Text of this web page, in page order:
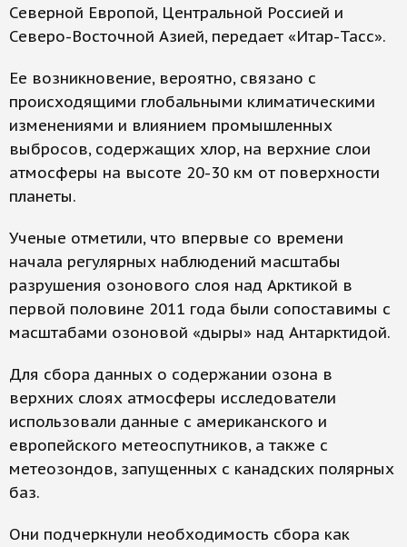
Северной Европой, Центральной Россией и
Северо-Восточной Азией, передает «Итар-Тасс».
Ее возникновение, вероятно, связано с
происходящими глобальными климатическими
изменениями и влиянием промышленных
выбросов, содержащих хлор, на верхние слои
атмосферы на высоте 20-30 км от поверхности
планеты.
Ученые отметили, что впервые со времени
начала регулярных наблюдений масштабы
разрушения озонового слоя над Арктикой в
первой половине 2011 года были сопоставимы с
масштабами озоновой «дыры» над Антарктидой.
Для сбора данных о содержании озона в
верхних слоях атмосферы исследователи
использовали данные с американского и
европейского метеоспутников, а также с
метеозондов, запущенных с канадских полярных
баз.
Они подчеркнули необходимость сбора как